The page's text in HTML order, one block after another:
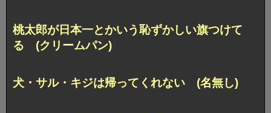
桃太郎が日本一とかいう恥ずかしい旗つけて
る (クリームパン)
犬・サル・キジは帰ってくれない (名無し)